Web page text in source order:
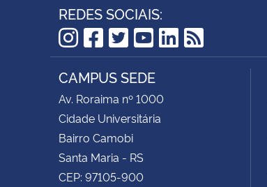
REDES SOCIAIS:
Instagram
Facebook
Twitter
YouTube
LinkedIn
RSS
CAMPUS SEDE
Av. Roraima nº 1000
Cidade Universitária
Bairro Camobi
Santa Maria - RS
CEP: 97105-900